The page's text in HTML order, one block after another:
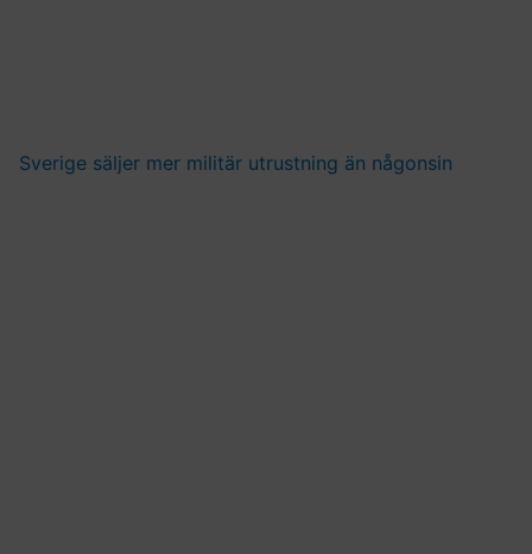
Sverige säljer mer militär utrustning än någonsin